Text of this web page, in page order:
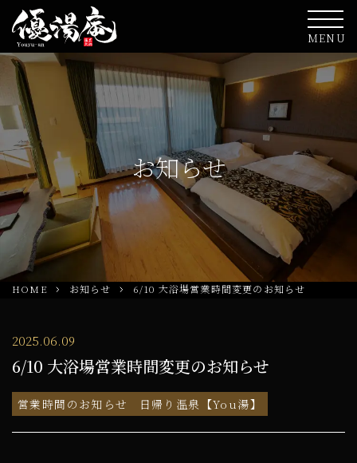
MENU
お知らせ
HOME お知らせ 6/10 大浴場営業時間変更のお知らせ
2025.06.09
6/10 大浴場営業時間変更のお知らせ
営業時間のお知らせ 日帰り温泉【You湯】